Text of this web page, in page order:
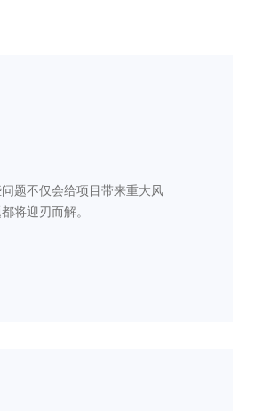
题不仅会给项目带来重大风
将迎刃而解。